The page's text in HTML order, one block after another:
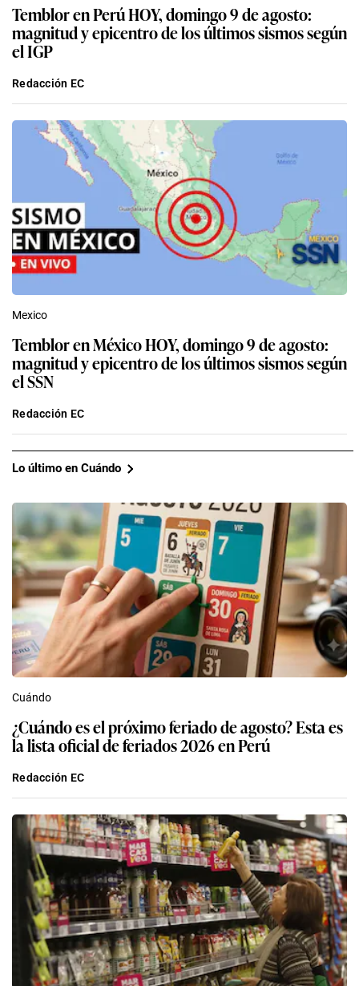
Temblor en Perú HOY, domingo 9 de agosto:
magnitud y epicentro de los últimos sismos según
el IGP
Redacción EC
Mexico
Temblor en México HOY, domingo 9 de agosto:
magnitud y epicentro de los últimos sismos según
el SSN
Redacción EC
Lo último en Cuándo
Cuándo
¿Cuándo es el próximo feriado de agosto? Esta es
la lista oficial de feriados 2026 en Perú
Redacción EC